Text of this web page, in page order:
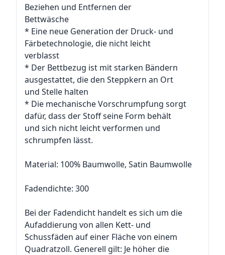
Beziehen und Entfernen der
Bettwäsche
* Eine neue Generation der Druck- und
Färbetechnologie, die nicht leicht
verblasst
* Der Bettbezug ist mit starken Bändern
ausgestattet, die den Steppkern an Ort
und Stelle halten
* Die mechanische Vorschrumpfung sorgt
dafür, dass der Stoff seine Form behält
und sich nicht leicht verformen und
schrumpfen lässt.
Material: 100% Baumwolle, Satin Baumwolle
Fadendichte: 300
Bei der Fadendicht handelt es sich um die
Aufaddierung von allen Kett- und
Schussfäden auf einer Fläche von einem
Quadratzoll. Generell gilt: Je höher die